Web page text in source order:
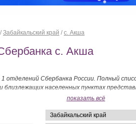
/ Забайкальский край / с. Акша
с. Акша
отделений Сбербанка России. Полный
близлежащих населенных пунктах
показать всё